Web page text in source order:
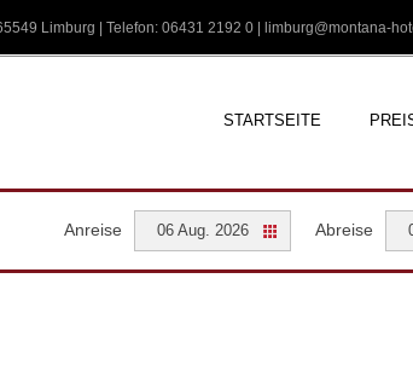
Limburg | Telefon: 06431 2192 0 | limburg@montana-
STARTSEITE
Anreise 06 Aug. 2026 Abreise